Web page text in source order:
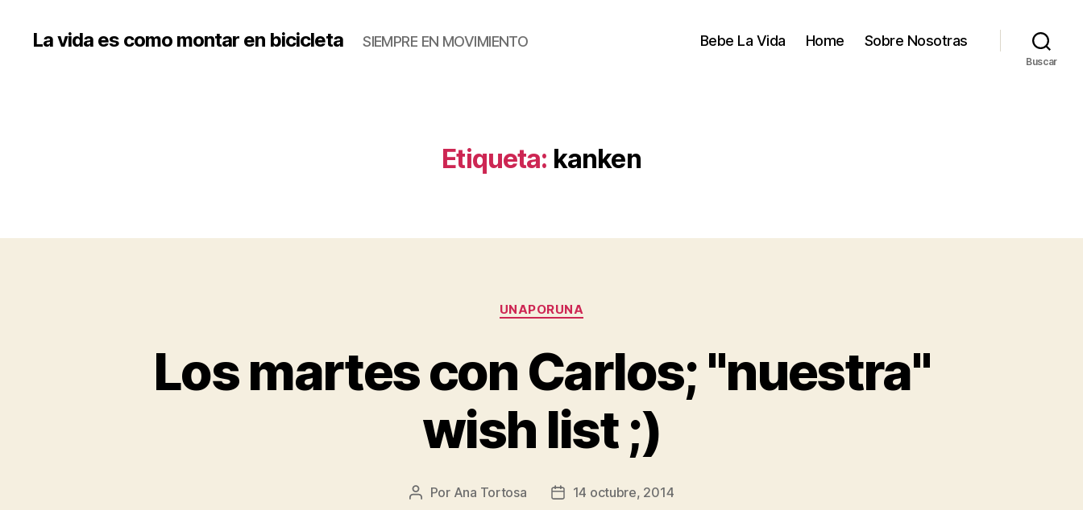
La vida es como montar en bicicleta SIEMPRE EN MOVIMIENTO Bebe La Vida Home Sobre Nosotras
Buscar
Etiqueta: kanken
Categorías
UNAPORUNA
Los martes con Carlos; "nuestra"
wish list ;)
Autor
Por Ana Tortosa
Fecha14 octubre, 2014